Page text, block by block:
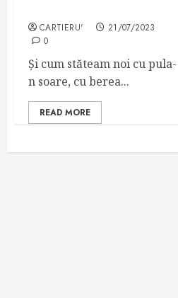
CARTIERU'
21/07/2023
0
Și cum stăteam noi cu pula-
n soare, cu berea...
READ MORE